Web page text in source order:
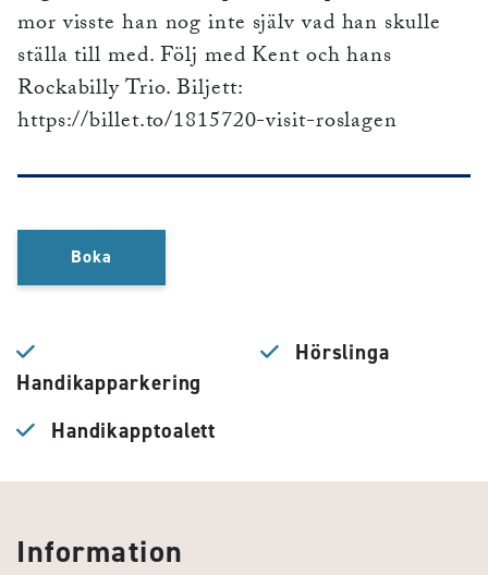
mor visste han nog inte själv vad han skulle
ställa till med. Följ med Kent och hans
Rockabilly Trio. Biljett:
https://billet.to/1815720-visit-roslagen
Boka
Handikapparkering
Hörslinga
Handikapptoalett
Information